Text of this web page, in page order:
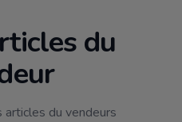
du
du vendeurs